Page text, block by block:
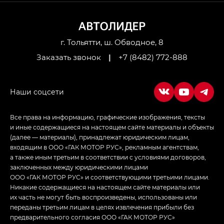
Джи Ти — GT, Джи Икс — GX,
Джи Икс ПРЕМИУМ — GX PREMIUM, ЛАУНЖ —
Empow — Эмпау (Empow) в комплектации
г. Тольятти, ш. Обводное, 8
Заказать звонок
| +7 (8482) 772-888
Все права на информацию, графические изображения, тексты
и иные содержащиеся на настоящем сайте материалы и объекты
(далее — материалы), принадлежат юридическим лицам,
входящим в ООО «ГАК МОТОР РУС», рекламным агентствам,
а также иным третьим в соответствии с условиями договоров,
заключенных между юридическими лицами
ООО «ГАК МОТОР РУС» и соответствующими третьими лицами.
Никакие содержащиеся на настоящем сайте материалы или
их часть не могут быть воспроизведены, использованы или
переданы третьим лицам в целях извлечения прибыли без
предварительного согласия ООО «ГАК МОТОР РУС»